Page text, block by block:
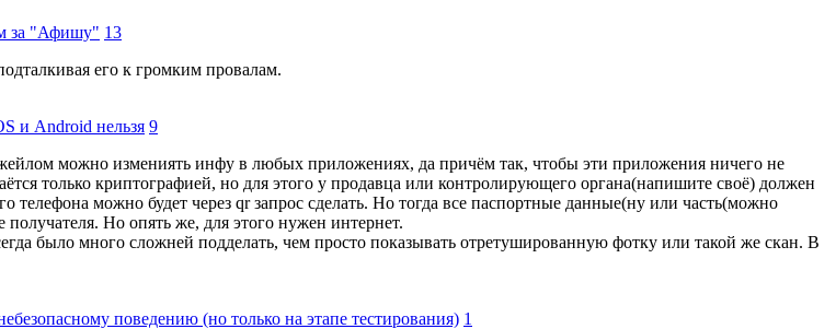
за "Афишу" 13
его к громким провалам.
и Android нельзя 9
можно измениять инфу в любых приложениях, да причём так, чтобы эти приложения ничего не
только криптографией, но для этого у продавца или контролирующего органа(напишите своё) должен
телефона можно будет через qr запрос сделать. Но тогда все паспортные данные(ну или часть(можно
Но опять же, для этого нужен интернет.
было много сложней подделать, чем просто показывать отретушированную фотку или такой же скан. В
поведению (но только на этапе тестирования) 1